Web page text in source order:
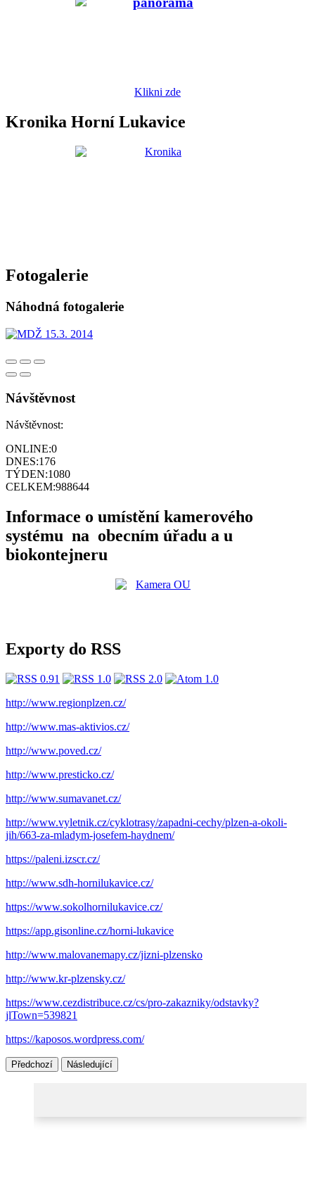
Klikni zde
Kronika Horní Lukavice
Fotogalerie
Náhodná fotogalerie
Návštěvnost
Návštěvnost:
ONLINE:0
DNES:176
TÝDEN:1080
CELKEM:988644
Informace o umístění kamerového
systému na obecním úřadu a u
biokontejneru
Exporty do RSS
http://www.regionplzen.cz/
http://www.mas-aktivios.cz/
http://www.poved.cz/
http://www.presticko.cz/
http://www.sumavanet.cz/
http://www.vyletnik.cz/cyklotrasy/zapadni-cechy/plzen-a-okoli-
jih/663-za-mladym-josefem-haydnem/
https://paleni.izscr.cz/
http://www.sdh-hornilukavice.cz/
https://www.sokolhornilukavice.cz/
https://app.gisonline.cz/horni-lukavice
http://www.malovanemapy.cz/jizni-plzensko
http://www.kr-plzensky.cz/
https://www.cezdistribuce.cz/cs/pro-zakazniky/odstavky?
jlTown=539821
https://kaposos.wordpress.com/
Předchozí Následující